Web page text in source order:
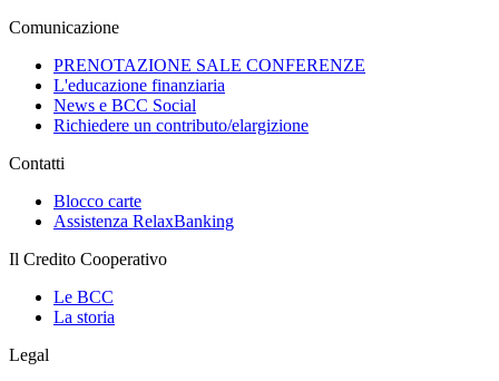
Comunicazione
PRENOTAZIONE SALE CONFERENZE
L'educazione finanziaria
News e BCC Social
Richiedere un contributo/elargizione
Contatti
Blocco carte
Assistenza RelaxBanking
Il Credito Cooperativo
Le BCC
La storia
Legal